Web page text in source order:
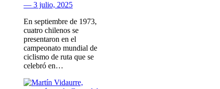
— 3 julio, 2025
En septiembre de 1973,
cuatro chilenos se
presentaron en el
campeonato mundial de
ciclismo de ruta que se
celebró en…